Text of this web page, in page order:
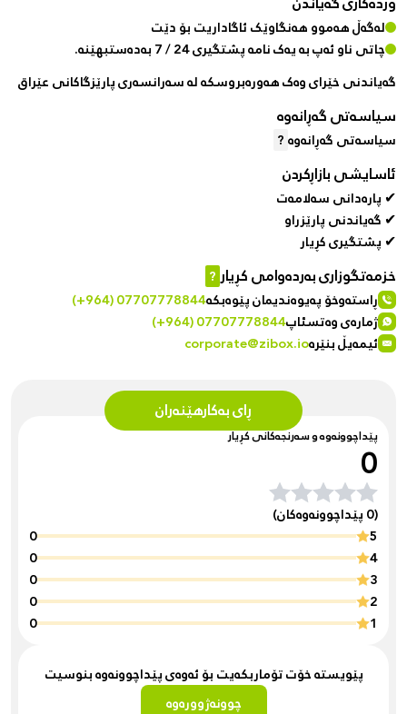
ڕای بەکارهێنەران
پێداچوونەوە و سەرنجەکانی کڕیار
0
(0 پێداچوونەوەکان)
5
0
4
0
3
0
2
0
1
0
پێویستە خۆت تۆماربکەیت بۆ ئەوەی پێداچوونەوە بنوسیت
چوونەژوورەوە
لەگەڵ هەموو هەنگاوێک ئاگاداریت بۆ دێت
چاتی ناو ئەپ بە یەک نامە پشتگیری 24 / 7 بەدەستبهێنە.
گەیاندنی خێرای وەک هەورەبروسکە لە سەرانسەری پارێزگاکانی عێراق
سیاسەتی گەڕانەوە
سیاسەتی گەڕانەوە?
ئاسایشی بازاڕکردن
✔ پارەدانی سەلامەت
✔ گەیاندنی پارێزراو
✔ پشتگیری کڕیار
خزمەتگوزاری بەردەوامی کڕیار?
ڕاستەوخۆ پەیوەندیمان پێوەبکە(+964) 07707778844
ژمارەی وەتسئاپ(+964) 07707778844
ئیمەیڵ بنێرەcorporate@zibox.io